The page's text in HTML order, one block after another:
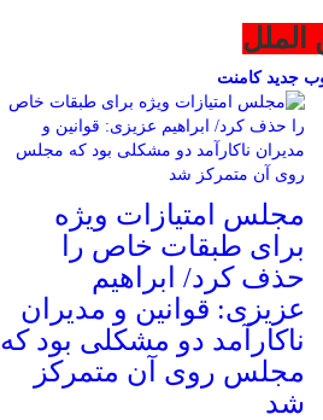
الملل
جدیدکامنت
مجلس امتیازات ویژه
برای طبقات خاص را
حذف کرد/ ابراهیم
عزیزی: قوانین و مدیران
ناکارآمد دو مشکلی بود که
مجلس روی آن متمرکز
شد